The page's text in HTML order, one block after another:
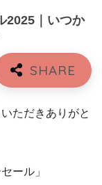
2025｜いつか
ただきありがと
ール」